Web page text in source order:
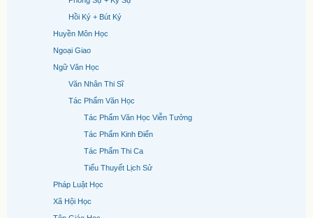
Hồi Ký + Bút Ký
Huyền Môn Học
Ngoại Giao
Ngữ Văn Học
Văn Nhân Thi Sĩ
Tác Phẩm Văn Học
Tác Phẩm Văn Học Viễn Tưởng
Tác Phẩm Kinh Điển
Tác Phẩm Thi Ca
Tiểu Thuyết Lịch Sử
Pháp Luật Học
Xã Hội Học